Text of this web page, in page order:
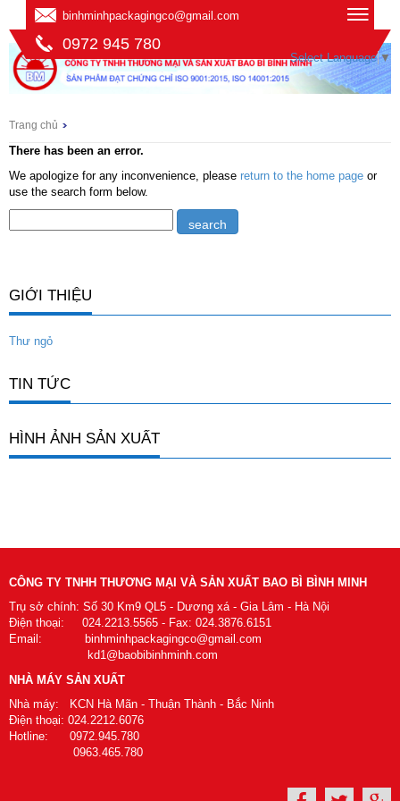
binhminhpackagingco@gmail.com
0972 945 780
Select Language ▼
Trang chủ
There has been an error.
We apologize for any inconvenience, please return to the home page or
use the search form below.
GIỚI THIỆU
Thư ngỏ
TIN TỨC
HÌNH ẢNH SẢN XUẤT
CÔNG TY TNHH THƯƠNG MẠI VÀ SẢN XUẤT BAO BÌ BÌNH MINH
Trụ sở chính: Số 30 Km9 QL5 - Dương xá - Gia Lâm - Hà Nội
Điện thoại: 024.2213.5565 - Fax: 024.3876.6151
Email: binhminhpackagingco@gmail.com
kd1@baobibinhminh.com
NHÀ MÁY SẢN XUẤT
Nhà máy: KCN Hà Mãn - Thuận Thành - Bắc Ninh
Điện thoại: 024.2212.6076
Hotline: 0972.945.780
0963.465.780